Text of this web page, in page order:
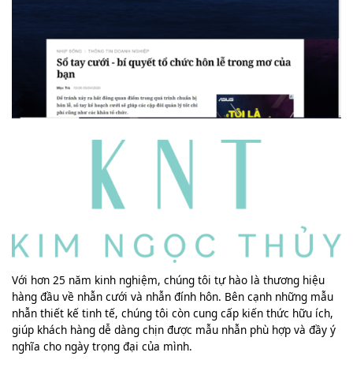
Với hơn 25 năm kinh nghiệm, chúng tôi tự hào là thương hiệu
hàng đầu về nhẫn cưới và nhẫn đính hôn. Bên cạnh những mẫu
nhẫn thiết kế tinh tế, chúng tôi còn cung cấp kiến thức hữu ích,
giúp khách hàng dễ dàng chịn được mẫu nhẫn phù hợp và đầy ý
nghĩa cho ngày trọng đại của mình.